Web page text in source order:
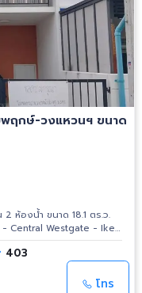
ฤกษ์-วงแหวนฯ ขนาด
ห้องน้ำ ขนาด 18.1 ตร.ว.
นั่งเกล้า - โรงเรียน
รี403
โทร